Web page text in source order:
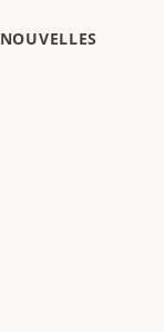
NOUVELLES